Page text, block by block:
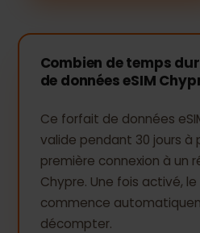
Combien de temps
de données eSIM
Ce forfait de données
valide pendant 30 jours à
première connexion à un
Chypre. Une fois activé,
commence
décompter.